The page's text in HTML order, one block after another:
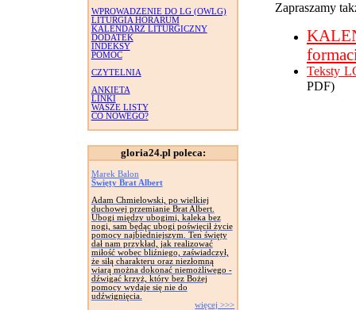
WPROWADZENIE DO LG (OWLG)
LITURGIA HORARUM
KALENDARZ LITURGICZNY
DODATEK
INDEKSY
POMOC
CZYTELNIA
ANKIETA
LINKI
WASZE LISTY
CO NOWEGO?
gloria24.pl poleca:
Marek Balon
Święty Brat Albert
Adam Chmielowski, po wielkiej
duchowej przemianie Brat Albert.
Ubogi między ubogimi, kaleka bez
nogi, sam będąc ubogi poświęcił życie
pomocy najbiedniejszym. Ten święty
dał nam przykład, jak realizować
miłość wobec bliźniego, zaświadczył,
że siłą charakteru oraz niezłomną
wiarą można dokonać niemożliwego -
dźwigać krzyż, który bez Bożej
pomocy wydaje się nie do
udźwignięcia.
więcej >>>
Zapraszamy
Teksty
PDF)